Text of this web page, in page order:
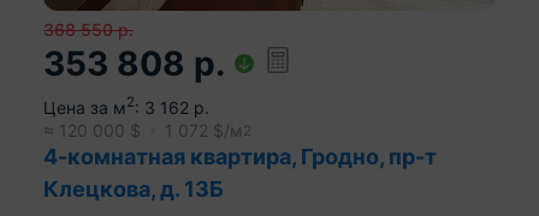
368 550 р.
353 808 р.
Цена за м2: 3 162 р.
≈ 120 000 $ 1 072 $/м 2
4-комнатная квартира, Гродно, пр-т
Клецкова, д. 13Б